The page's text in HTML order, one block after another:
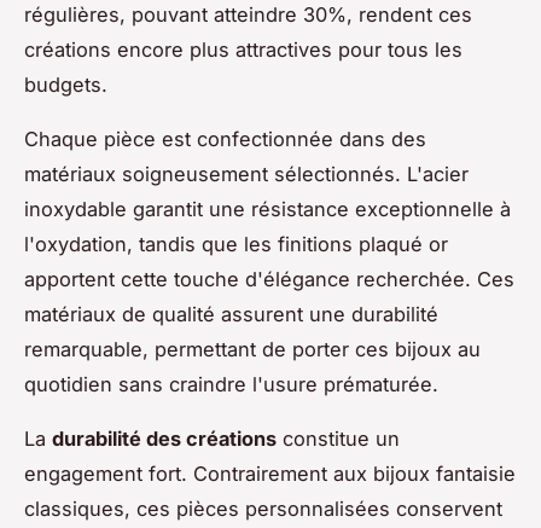
régulières, pouvant atteindre 30%, rendent ces
créations encore plus attractives pour tous les
budgets.
Chaque pièce est confectionnée dans des
matériaux soigneusement sélectionnés. L'acier
inoxydable garantit une résistance exceptionnelle à
l'oxydation, tandis que les finitions plaqué or
apportent cette touche d'élégance recherchée. Ces
matériaux de qualité assurent une durabilité
remarquable, permettant de porter ces bijoux au
quotidien sans craindre l'usure prématurée.
La durabilité des créations constitue un
engagement fort. Contrairement aux bijoux fantaisie
classiques, ces pièces personnalisées conservent